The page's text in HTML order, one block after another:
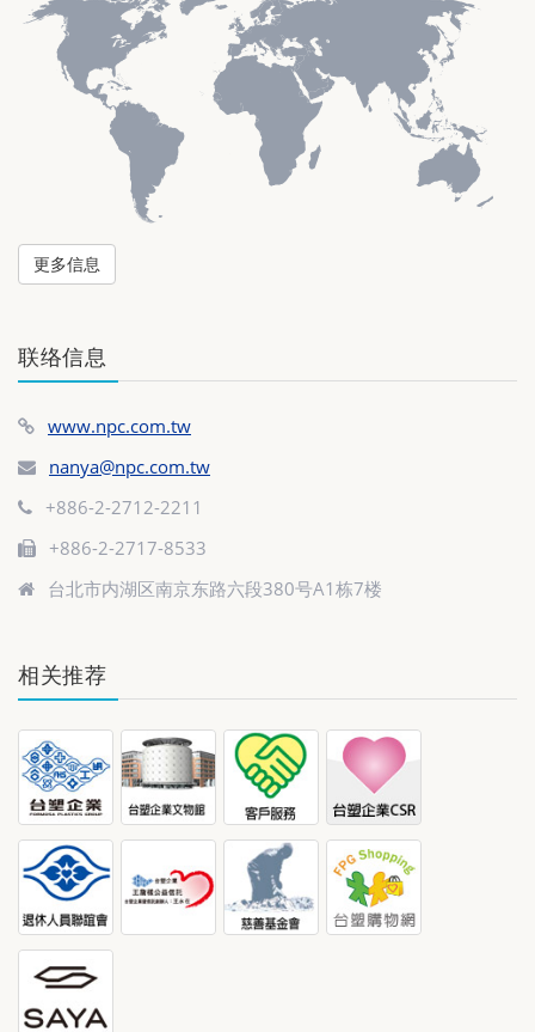
更多信息
联络信息
www.npc.com.tw
nanya@npc.com.tw
+886-2-2712-2211
+886-2-2717-8533
台北市内湖区南京东路六段380号A1栋7楼
相关推荐